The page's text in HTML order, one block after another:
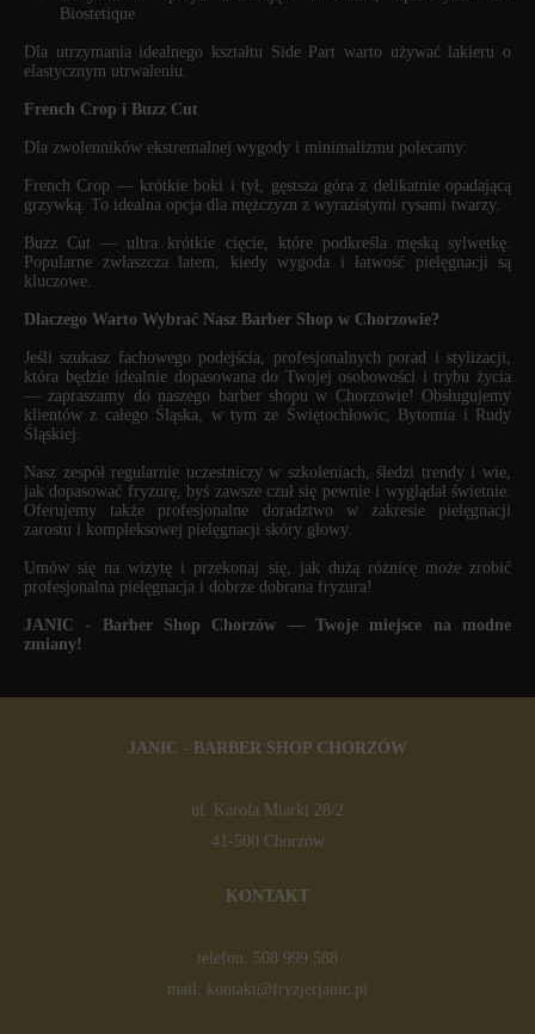
Biostetique
Dla utrzymania idealnego kształtu Side Part warto używać lakieru o
elastycznym utrwaleniu.
French Crop i Buzz Cut
Dla zwolenników ekstremalnej wygody i minimalizmu polecamy:
French Crop — krótkie boki i tył, gęstsza góra z delikatnie opadającą
grzywką. To idealna opcja dla mężczyzn z wyrazistymi rysami twarzy.
Buzz Cut — ultra krótkie cięcie, które podkreśla męską sylwetkę.
Popularne zwłaszcza latem, kiedy wygoda i łatwość pielęgnacji są
kluczowe.
Dlaczego Warto Wybrać Nasz Barber Shop w Chorzowie?
Jeśli szukasz fachowego podejścia, profesjonalnych porad i stylizacji,
która będzie idealnie dopasowana do Twojej osobowości i trybu życia
— zapraszamy do naszego barber shopu w Chorzowie! Obsługujemy
klientów z całego Śląska, w tym ze Świętochłowic, Bytomia i Rudy
Śląskiej.
Nasz zespół regularnie uczestniczy w szkoleniach, śledzi trendy i wie,
jak dopasować fryzurę, byś zawsze czuł się pewnie i wyglądał świetnie.
Oferujemy także profesjonalne doradztwo w zakresie pielęgnacji
zarostu i kompleksowej pielęgnacji skóry głowy.
Umów się na wizytę i przekonaj się, jak dużą różnicę może zrobić
profesjonalna pielęgnacja i dobrze dobrana fryzura!
JANIC - Barber Shop Chorzów — Twoje miejsce na modne
zmiany!
KONTAKT
telefon: 508 999 588
mail: kontakt@fryzjerjanic.pl
JANIC - BARBER SHOP CHORZÓW
ul. Karola Miarki 28/2
41-500 Chorzów